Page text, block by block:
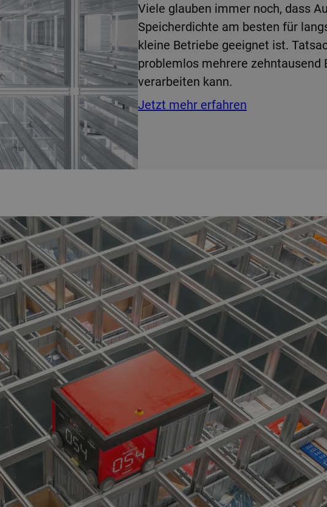
Viele glauben immer noch, dass
Speicherdichte am besten für
kleine Betriebe geeignet ist.
problemlos mehrere zehntausend
verarbeiten kann.
Jetzt mehr erfahren